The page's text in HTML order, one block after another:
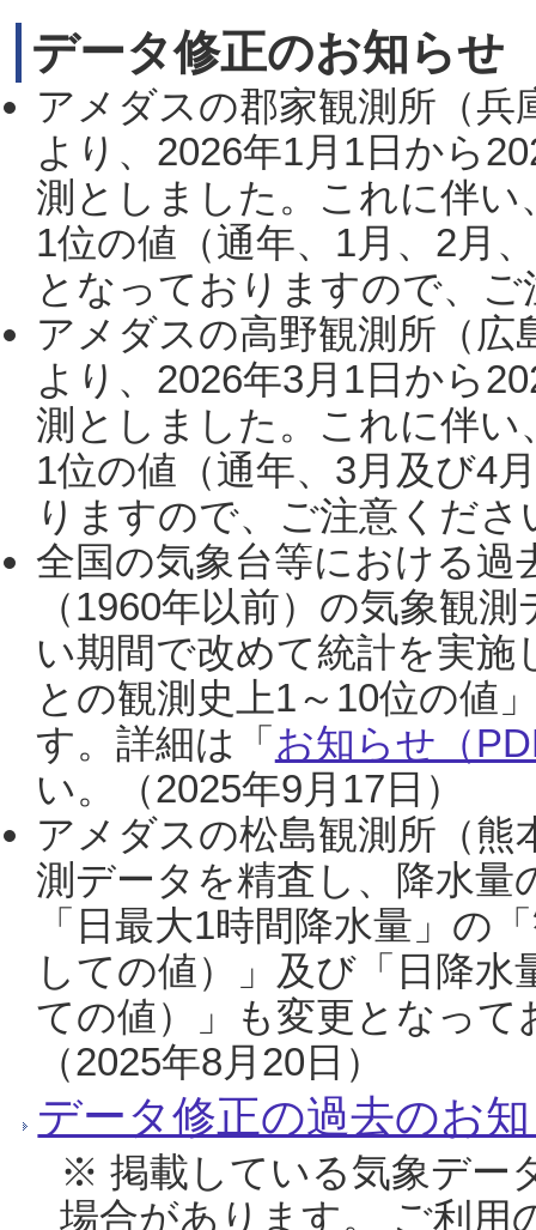
データ修正のお知らせ
アメダスの郡家観測所（
より、2026年1月1日から
測としました。これに伴い
1位の値（通年、1月、2月
となっておりますので、
アメダスの高野観測所（
より、2026年3月1日から
測としました。これに伴い
1位の値（通年、3月及び4
りますので、ご注意くだ
全国の気象台等における過
（1960年以前）の気象観
い期間で改めて統計を実
との観測史上1～10位の値
す。詳細は「 お知らせ（
い。（2025年9月17日）
アメダスの松島観測所（熊
測データを精査し、降水
「日最大1時間降水量」の
しての値）」及び「日降
ての値）」も変更となっ
（2025年8月20日）
データ修正の過去のお
※ 掲載している気象デー
場合があります。 ご利用